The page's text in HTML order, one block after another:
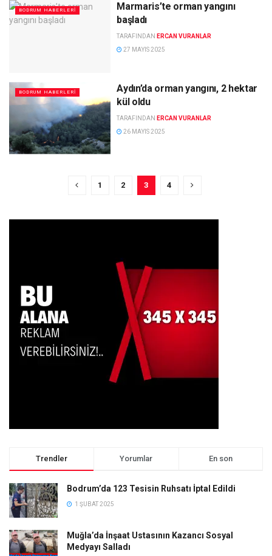
BODRUM HABERLERI
Marmaris’te orman yangını
başladı
TARAFINDAN ERCAN VURANLAR
27 MAYIS 2025
BODRUM HABERLERI
Aydın’da orman yangını, 2 hektar
kül oldu
TARAFINDAN ERCAN VURANLAR
26 MAYIS 2025
1 2 3 4
Trendler Yorumlar En son
Bodrum’da 123 Tesisin Ruhsatı İptal Edildi
1 ŞUBAT 2025
Muğla’da İnşaat Ustasının Kazancı Sosyal
Medyayı Salladı